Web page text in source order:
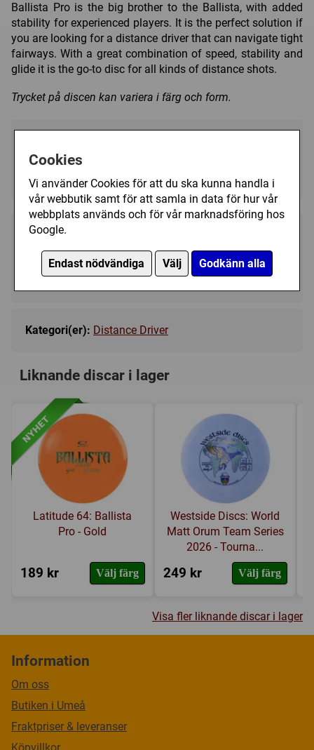
Cookies
Vi använder Cookies för att du ska kunna handla i
vår webbutik samt för att samla in data för hur vår
webbplats används och för vår marknadsföring hos
Google.
Endast nödvändiga Välj Godkänn alla
Ballista Pro is the big brother to the Ballista, with added
stability for experienced players. It is the perfect solution if
you are looking for a distance driver that can navigate tight
fairways. With a great combination of speed, stability and
glide it is the go-to disc for all kinds of distance shots.
Trycket på discen kan variera i färg och form.
189 kr Bevaka
Tillfälligt slut
Kategori(er): Distance Driver
Liknande discar i lager
Latitude 64: Ballista
Pro - Gold
189 kr Välj färg
Westside Discs: World
Matt Orum Team Series
2026 - Tourna...
249 kr Välj färg
Visa fler liknande discar i lager
Information
Om oss
Butiken i Umeå
Fraktpriser & leveranser